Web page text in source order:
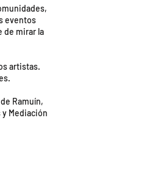
eventos
de mirar la
artistas.
Ramuín,
y Mediación